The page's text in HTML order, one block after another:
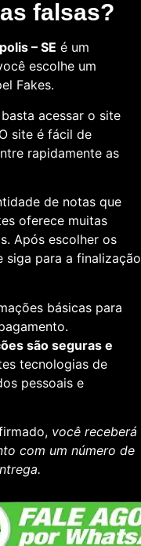
falsas?
– SE é um
escolhe um
Fakes.
acessar o site
site é fácil de
rapidamente as
de notas que
oferece muitas
Após escolher os
siga para a finalização
básicas para
são seguras e
tecnologias de
pessoais e
você receberá
com um número de